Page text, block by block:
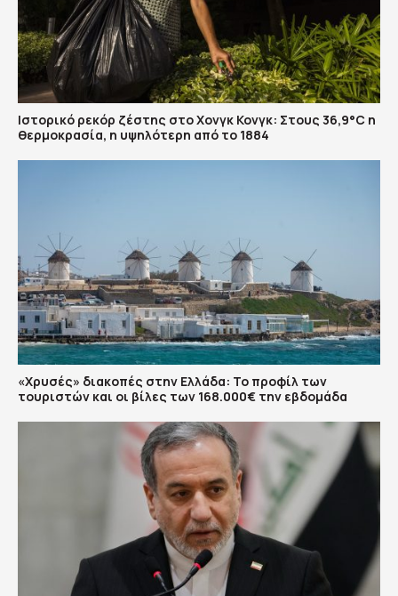
Ιστορικό ρεκόρ ζέστης στο Χονγκ Κονγκ: Στους 36,9°C η
θερμοκρασία, η υψηλότερη από το 1884
«Χρυσές» διακοπές στην Ελλάδα: Το προφίλ των
τουριστών και οι βίλες των 168.000€ την εβδομάδα